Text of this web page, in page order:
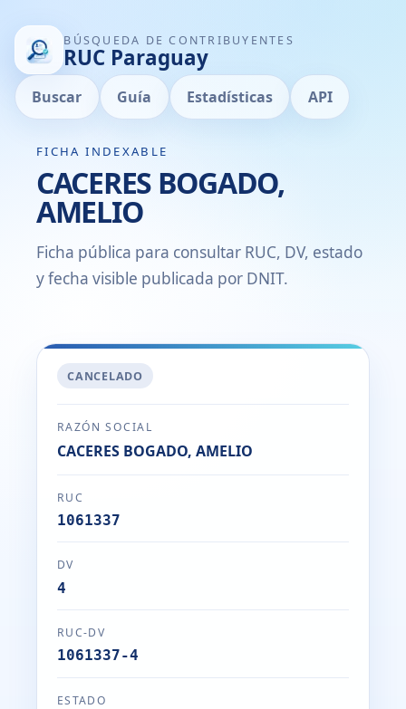
BÚSQUEDA DE CONTRIBUYENTES
RUC Paraguay
Buscar Guía Estadísticas API
FICHA INDEXABLE
CACERES BOGADO,
AMELIO
Ficha pública para consultar RUC, DV, estado
y fecha visible publicada por DNIT.
CANCELADO
RAZÓN SOCIAL
CACERES BOGADO, AMELIO
RUC
1061337
DV
4
RUC-DV
1061337-4
ESTADO